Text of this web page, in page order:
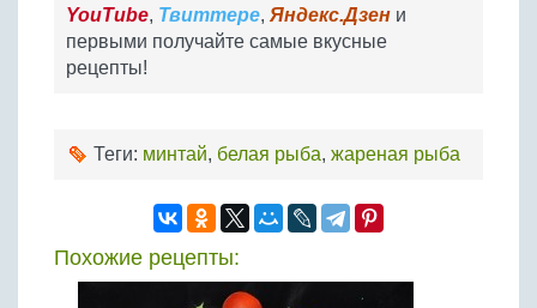
YouTube, Твиттере, Яндекс.Дзен и
первыми получайте самые вкусные
рецепты!
Теги: минтай, белая рыба, жареная рыба
Похожие рецепты: